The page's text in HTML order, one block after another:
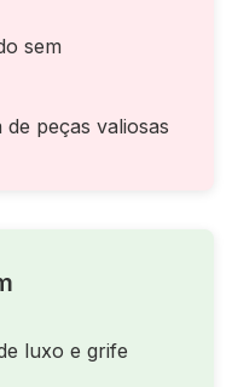
sem
peças valiosas
luxo e grife